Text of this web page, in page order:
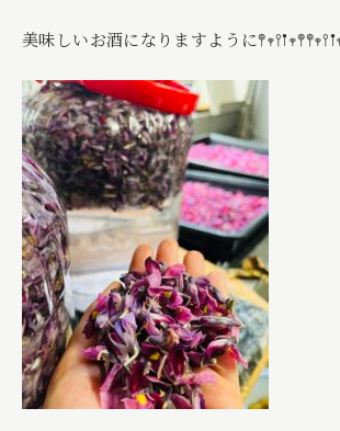
美味しいお酒になりますように